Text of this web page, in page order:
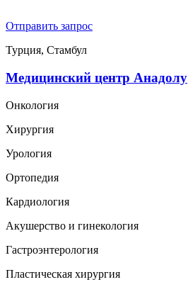
Отправить запрос
Турция, Стамбул
Медицинский центр Анадолу
Онкология
Хирургия
Урология
Ортопедия
Кардиология
Акушерство и гинекология
Гастроэнтерология
Пластическая хирургия